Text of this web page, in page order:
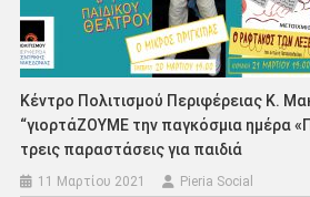
Κέντρο Πολιτισμού Περιφέρειας Κ.
“γιορτάΖΟΥΜΕ την παγκόσμια ημέρα
τρεις παραστάσεις για παιδιά
11 Μαρτίου 2021 Pieria Social